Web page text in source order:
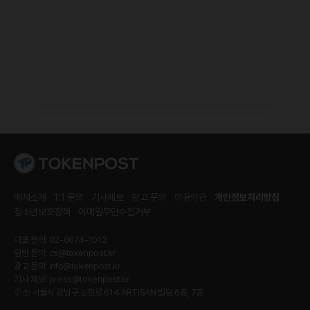
매체소개 기사제보 광고 문의 이용약관
개인정보처리방침
청소년보호정책
이메일무단수집거부
대표 문의: 02-6674-1012
일반 문의: cs@tokenpost.kr
광고 문의:
info@tokenpost.kr
기사 제보: press@tokenpost.kr
주소: 서울시 강남구 논현로 614 ARTISAN 빌딩 6층, 7층